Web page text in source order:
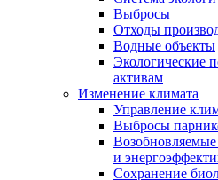
Выбросы
Отходы
Водные объекты
Экологические
активам
Изменение климата
Управление
Выбросы
и
Сохранение